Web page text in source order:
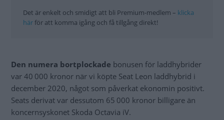
Det är enkelt och smidigt att bli Premium-medlem – klicka
härför att komma igång och få tillgång direkt!
Den numera bortplockade bonusen för laddhybrider
var 40 000 kronor när vi köpte Seat Leon laddhybrid i
december 2020, något som påverkat ekonomin positivt.
Seats derivat var dessutom 65 000 kronor billigare än
koncernsyskonet Skoda Octavia iV.